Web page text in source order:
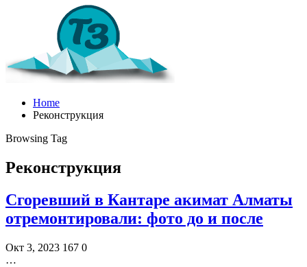
Home
Реконструкция
Browsing Tag
Реконструкция
Сгоревший в Кантаре акимат Алматы
отремонтировали: фото до и после
Окт 3, 2023 167 0
…